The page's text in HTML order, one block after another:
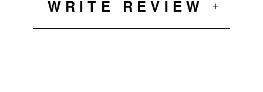
WRITE REVIEW